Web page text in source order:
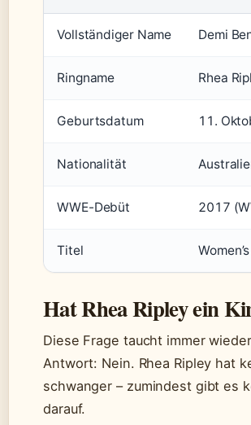
Vollständiger Name Demi
Ringname Rhea
Geburtsdatum 11.
Nationalität
WWE-Debüt 2017
Titel
Hat Rhea Ripley ein
Diese Frage taucht immer
Antwort: Nein. Rhea Ripley hat
schwanger – zumindest gibt es
darauf.